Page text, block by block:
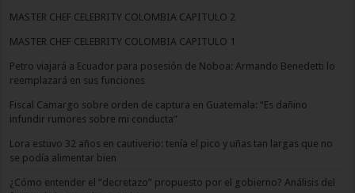
MASTER CHEF CELEBRITY COLOMBIA CAPITULO 2
MASTER CHEF CELEBRITY COLOMBIA CAPITULO 1
Petro viajará a Ecuador para posesión de Noboa: Armando Benedetti lo
reemplazará en sus funciones
Fiscal Camargo sobre orden de captura en Guatemala: “Es dañino
infundir rumores sobre mi conducta”
Lora estuvo 32 años en cautiverio: tenía el pico y uñas tan largas que no
se podía alimentar bien
¿Cómo entender el “decretazo” propuesto por el gobierno? Análisis del